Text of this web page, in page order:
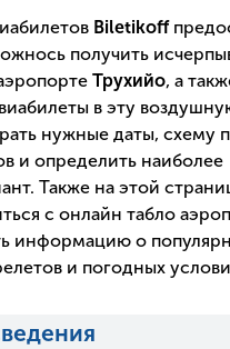
Biletikoff
получить
Трухийо, а
в эту
нужные даты, схему
и определить наиболее
Также на этой
с онлайн табло
информацию о
и погодных